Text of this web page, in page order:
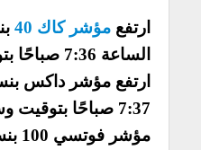
ارتفعمؤشر كاك 40
الساعة
7:37 صباحًا